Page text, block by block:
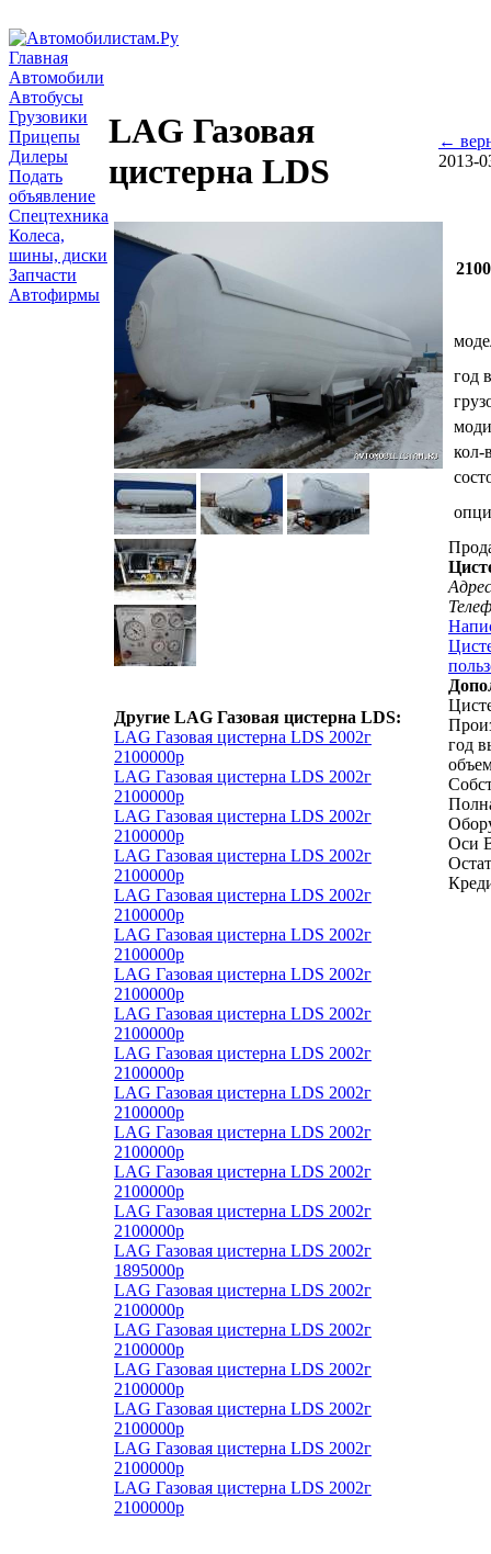
Главная
Автомобили
Автобусы
Грузовики
Прицепы
Дилеры
Подать
объявление
Спецтехника
Колеса,
шины, диски
Запчасти
Автофирмы
LAG Газовая
цистерна LDS
←
2013-
Другие LAG Газовая цистерна LDS:
LAG Газовая цистерна LDS 2002г
2100000р
LAG Газовая цистерна LDS 2002г
2100000р
LAG Газовая цистерна LDS 2002г
2100000р
LAG Газовая цистерна LDS 2002г
2100000р
LAG Газовая цистерна LDS 2002г
2100000р
LAG Газовая цистерна LDS 2002г
2100000р
LAG Газовая цистерна LDS 2002г
2100000р
LAG Газовая цистерна LDS 2002г
2100000р
LAG Газовая цистерна LDS 2002г
2100000р
LAG Газовая цистерна LDS 2002г
2100000р
LAG Газовая цистерна LDS 2002г
2100000р
LAG Газовая цистерна LDS 2002г
2100000р
LAG Газовая цистерна LDS 2002г
2100000р
LAG Газовая цистерна LDS 2002г
1895000р
LAG Газовая цистерна LDS 2002г
2100000р
LAG Газовая цистерна LDS 2002г
2100000р
LAG Газовая цистерна LDS 2002г
2100000р
LAG Газовая цистерна LDS 2002г
2100000р
LAG Газовая цистерна LDS 2002г
2100000р
LAG Газовая цистерна LDS 2002г
2100000р
год
кол-
год
Оси